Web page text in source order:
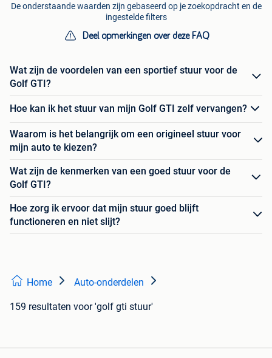
De onderstaande waarden zijn gebaseerd op je zoekopdracht en de
ingestelde filters
Deel opmerkingen over deze FAQ
Wat zijn de voordelen van een sportief stuur voor de
Golf GTI?
Hoe kan ik het stuur van mijn Golf GTI zelf vervangen?
Waarom is het belangrijk om een origineel stuur voor
mijn auto te kiezen?
Wat zijn de kenmerken van een goed stuur voor de
Golf GTI?
Hoe zorg ik ervoor dat mijn stuur goed blijft
functioneren en niet slijt?
Home Auto-onderdelen
159 resultaten voor 'golf gti stuur'